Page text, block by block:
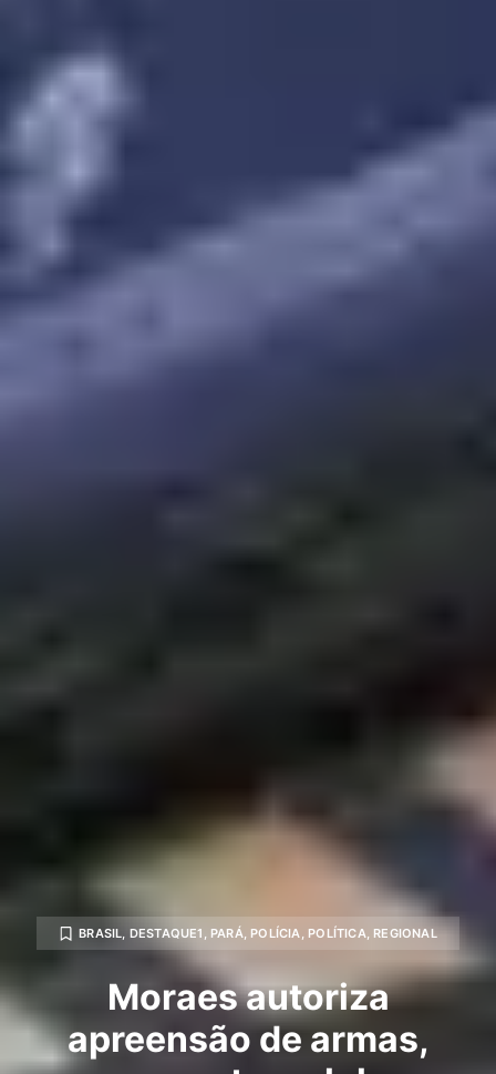
BRASIL, DESTAQUE1 , PARÁ, POLÍCIA, POLÍTICA, REGIONAL
Moraes autoriza
apreensão de armas,